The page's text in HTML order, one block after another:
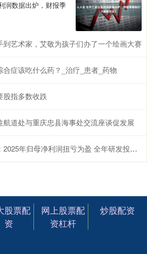
润数据出炉，财报季
到艺术家，艾敬为孩子们办了一个绘画大赛
合症该吃什么药？_治疗_患者_药物
股指多数收跌
航道处与重庆忠县海事处交流座谈促发展
年归母净利润扭亏为盈 全年研发投入超亿元
股票配
资
网上股票配
资杠杆
炒股配资